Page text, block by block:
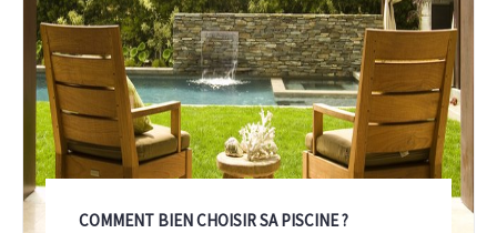
COMMENT BIEN CHOISIR SA PISCINE ?